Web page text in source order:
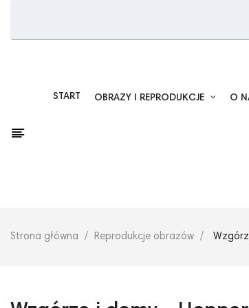
START OBRAZY I REPRODUKCJE O
Strona główna Reprodukcje obrazów